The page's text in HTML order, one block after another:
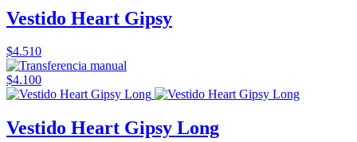
Vestido Heart Gipsy
$4.510
$4.100
Vestido Heart Gipsy Long